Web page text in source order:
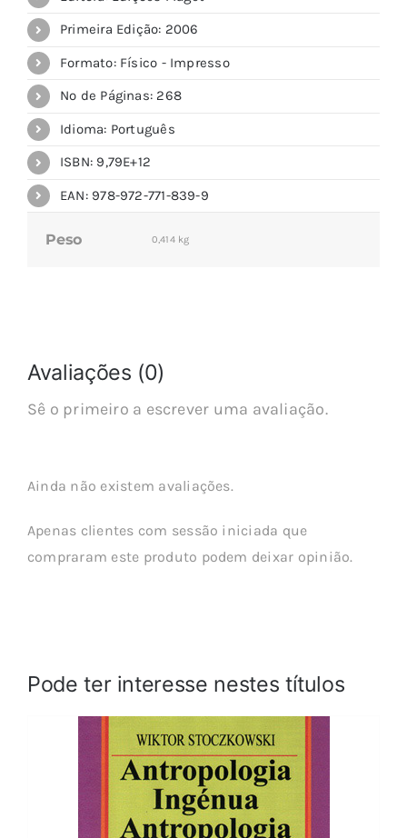
Primeira Edição: 2006
Formato: Físico - Impresso
Nº de Páginas: 268
Idioma: Português
ISBN: 9,79E+12
EAN: 978-972-771-839-9
Peso 0,414 kg
Avaliações (0)
Sê o primeiro a escrever uma avaliação.
Ainda não existem avaliações.
Apenas clientes com sessão iniciada que
compraram este produto podem deixar opinião.
Pode ter interesse nestes títulos